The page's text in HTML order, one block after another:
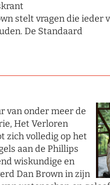
stelt vragen die ieder
De Standaard
van onder meer de
Het Verloren
zich volledig op het
aan de Phillips
wiskundige en
Dan Brown in zijn